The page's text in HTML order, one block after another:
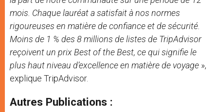
mois. Chaque lauréat a satisfait à nos normes
rigoureuses en matière de confiance et de sécurité.
Moins de 1 % des 8 millions de listes de TripAdvisor
reçoivent un prix Best of the Best, ce qui signifie le
plus haut niveau d’excellence en matière de voyage »,
explique TripAdvisor.
Autres Publications :